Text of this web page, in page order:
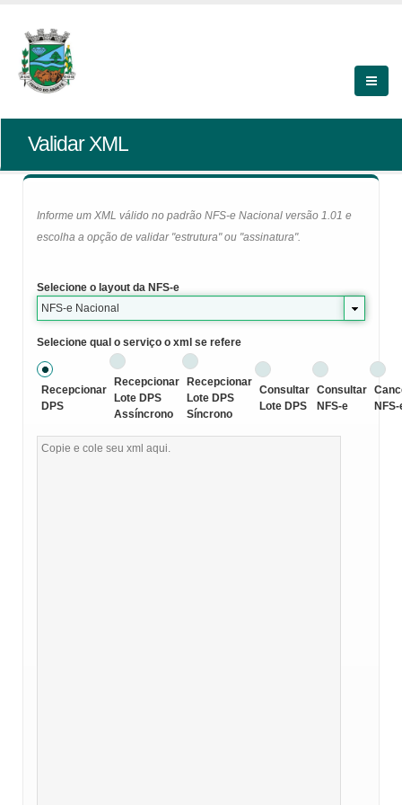
Validar XML
Informe um XML válido no padrão NFS-e Nacional versão 1.01 e
escolha a opção de validar "estrutura" ou "assinatura".
Selecione o layout da NFS-e
NFS-e Nacional
Selecione qual o serviço o xml se refere
Recepcionar
DPS
Recepcionar
Lote DPS
Assíncrono
Recepcionar
Lote DPS
Síncrono
Consultar
Lote DPS
Consultar
NFS-e
NFS-